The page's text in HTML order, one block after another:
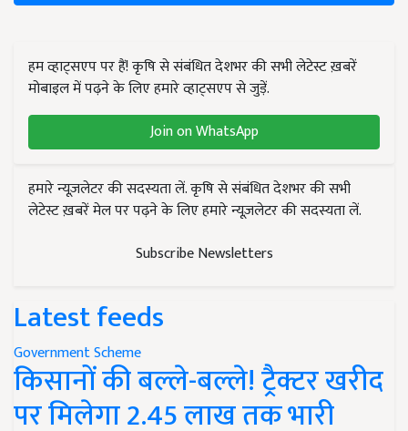
हम व्हाट्सएप पर हैं! कृषि से संबंधित देशभर की सभी लेटेस्ट ख़बरें
मोबाइल में पढ़ने के लिए हमारे व्हाट्सएप से जुड़ें.
Join on WhatsApp
हमारे न्यूज़लेटर की सदस्यता लें. कृषि से संबंधित देशभर की सभी
लेटेस्ट ख़बरें मेल पर पढ़ने के लिए हमारे न्यूज़लेटर की सदस्यता लें.
Subscribe Newsletters
Latest feeds
Government Scheme
किसानों की बल्ले-बल्ले! ट्रैक्टर खरीद
पर मिलेगा 2.45 लाख तक भारी